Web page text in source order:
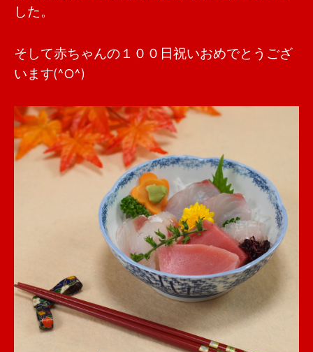
した。
そして赤ちゃんの１００日祝いおめでとうござ
います(^O^)